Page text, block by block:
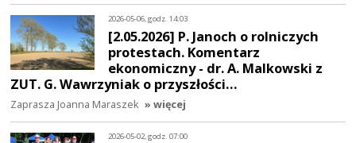
2026-05-06, godz. 14:03
[2.05.2026] P. Janoch o rolniczych
protestach. Komentarz
ekonomiczny - dr. A. Malkowski z
ZUT. G. Wawrzyniak o przyszłości…
Zaprasza Joanna Maraszek » więcej
2026-05-02, godz. 07:00